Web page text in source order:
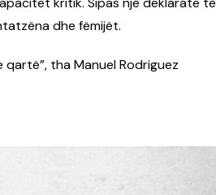
dhe fëmijët.
tha Manuel Rodriguez